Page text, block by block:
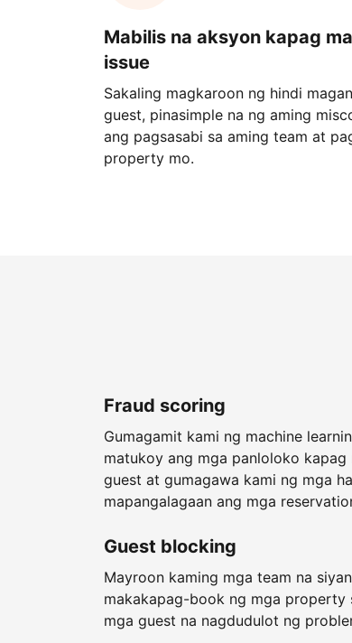
Mabilis na aksyon kapag
issue
Sakaling magkaroon ng hindi
guest, pinasimple na ng aming
ang pagsasabi sa aming team at
property mo.
Fraud scoring
Gumagamit kami ng machine
matukoy ang mga panloloko
guest at gumagawa kami ng mga
mapangalagaan ang mga
Guest blocking
Mayroon kaming mga team na
makakapag-book ng mga property
mga guest na nagdudulot ng